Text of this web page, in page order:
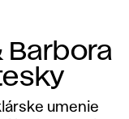
Barbora
umenie